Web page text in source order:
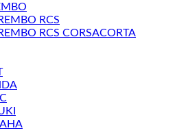
RCS
RCS CORSACORTA